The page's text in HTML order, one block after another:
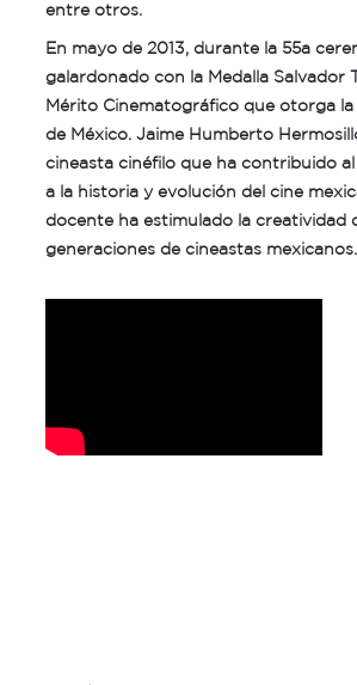
entre otros.
En mayo de 2013, durante la 55a
galardonado con la Medalla Salvador
Mérito Cinematográfico que otorga la
de México. Jaime Humberto
cineasta cinéfilo que ha contribuido
a la historia y evolución del cine
docente ha estimulado la creatividad
generaciones de cineastas mexicanos.